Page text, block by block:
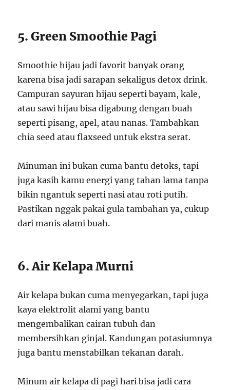
5. Green Smoothie Pagi
Smoothie hijau jadi favorit banyak orang
karena bisa jadi sarapan sekaligus detox drink.
Campuran sayuran hijau seperti bayam, kale,
atau sawi hijau bisa digabung dengan buah
seperti pisang, apel, atau nanas. Tambahkan
chia seed atau flaxseed untuk ekstra serat.
Minuman ini bukan cuma bantu detoks, tapi
juga kasih kamu energi yang tahan lama tanpa
bikin ngantuk seperti nasi atau roti putih.
Pastikan nggak pakai gula tambahan ya, cukup
dari manis alami buah.
6. Air Kelapa Murni
Air kelapa bukan cuma menyegarkan, tapi juga
kaya elektrolit alami yang bantu
mengembalikan cairan tubuh dan
membersihkan ginjal. Kandungan potasiumnya
juga bantu menstabilkan tekanan darah.
Minum air kelapa di pagi hari bisa jadi cara